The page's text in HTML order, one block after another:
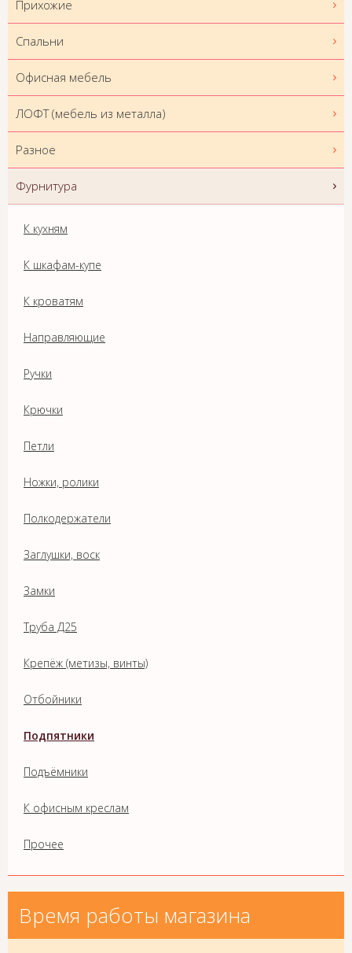
Прихожие
Спальни
Офисная мебель
ЛОФТ (мебель из металла)
Разное
Фурнитура
К кухням
К шкафам-купе
К кроватям
Направляющие
Ручки
Крючки
Петли
Ножки, ролики
Полкодержатели
Заглушки, воск
Замки
Труба Д25
Крепёж (метизы, винты)
Отбойники
Подпятники
Подъёмники
К офисным креслам
Прочее
Время работы магазина